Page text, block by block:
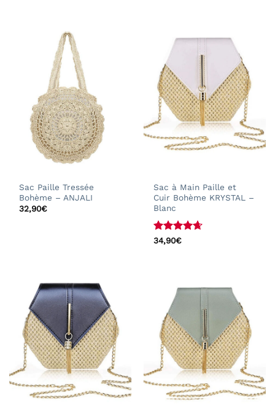
Sac Paille Tressée
Bohème – ANJALI
32,90€
Sac à Main Paille et
Cuir Bohème KRYSTAL –
Blanc
Note4.62
34,90€